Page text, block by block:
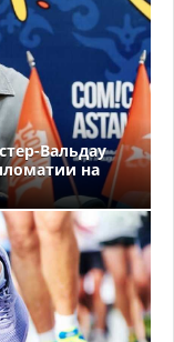
Вальдау
на